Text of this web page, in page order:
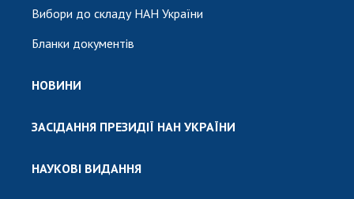
Вибори до складу НАН України
Бланки документів
НОВИНИ
ЗАСІДАННЯ ПРЕЗИДІЇ НАН УКРАЇНИ
НАУКОВІ ВИДАННЯ